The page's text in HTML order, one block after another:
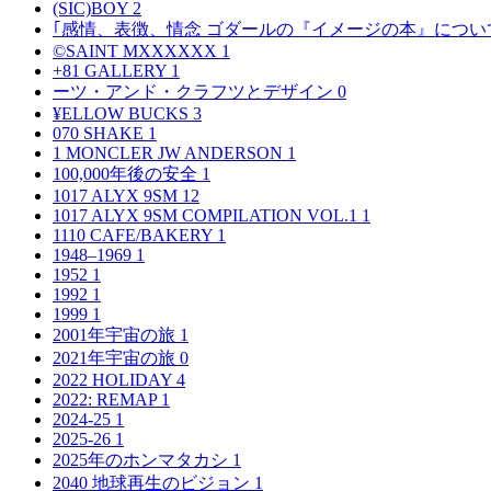
(SIC)BOY 2
｢感情、表徴、情念 ゴダールの『イメージの本』につ
©SAINT MXXXXXX 1
+81 GALLERY 1
ーツ・アンド・クラフツとデザイン 0
¥ELLOW BUCKS 3
070 SHAKE 1
1 MONCLER JW ANDERSON 1
100,000年後の安全 1
1017 ALYX 9SM 12
1017 ALYX 9SM COMPILATION VOL.1 1
1110 CAFE/BAKERY 1
1948–1969 1
1952 1
1992 1
1999 1
2001年宇宙の旅 1
2021年宇宙の旅 0
2022 HOLIDAY 4
2022: REMAP 1
2024-25 1
2025-26 1
2025年のホンマタカシ 1
2040 地球再生のビジョン 1